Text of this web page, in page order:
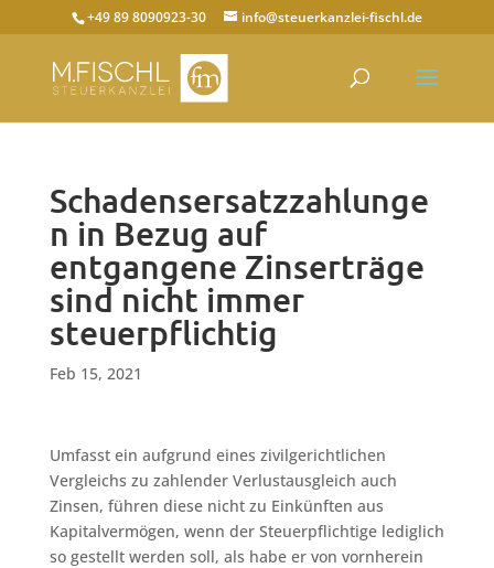
+49 89 8090923-30 info@steuerkanzlei-fischl.de
Schadensersatzzahlunge
n in Bezug auf
entgangene Zinserträge
sind nicht immer
steuerpflichtig
Feb 15, 2021
Umfasst ein aufgrund eines zivilgerichtlichen
Vergleichs zu zahlender Verlustausgleich auch
Zinsen, führen diese nicht zu Einkünften aus
Kapitalvermögen, wenn der Steuerpflichtige lediglich
so gestellt werden soll, als habe er von vornherein